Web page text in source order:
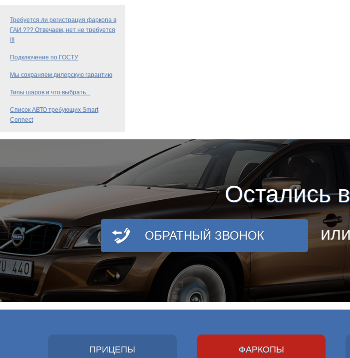
Требуется ли регистрация фаркопа в
ГАИ ??? Отвечаем, нет не требуется
!!!
Подключение по ГОСТУ
Мы сохраняем дилерскую гарантию
Типы шаров и что выбрать...
Список АВТО требующих Smart
Connect
Остались
ОБРАТНЫЙ ЗВОНОК или
ПРИЦЕПЫ ФАРКОПЫ